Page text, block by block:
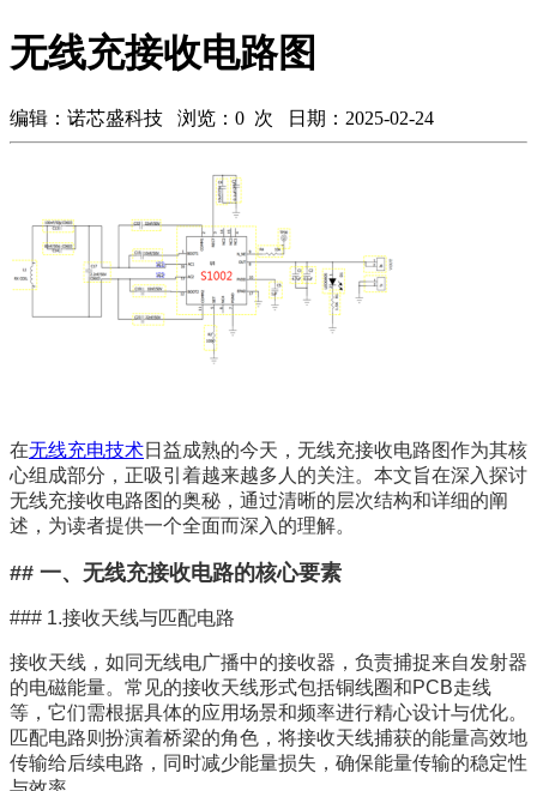
无线充接收电路图
编辑：诺芯盛科技 浏览： 0 次 日期：2025-02-24
在无线充电技术日益成熟的今天，无线充接收电路图作为其核
心组成部分，正吸引着越来越多人的关注。本文旨在深入探讨
无线充接收电路图的奥秘，通过清晰的层次结构和详细的阐
述，为读者提供一个全面而深入的理解。
## 一、无线充接收电路的核心要素
### 1.接收天线与匹配电路
接收天线，如同无线电广播中的接收器，负责捕捉来自发射器
的电磁能量。常见的接收天线形式包括铜线圈和PCB走线
等，它们需根据具体的应用场景和频率进行精心设计与优化。
匹配电路则扮演着桥梁的角色，将接收天线捕获的能量高效地
传输给后续电路，同时减少能量损失，确保能量传输的稳定性